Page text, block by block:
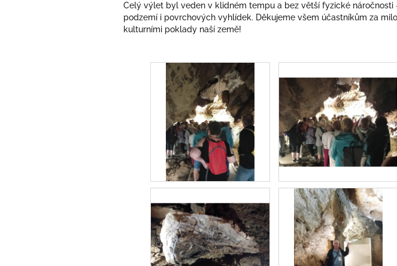
Celý výlet byl veden v klidném tempu a bez větší fyzické náročnosti
podzemí i povrchových vyhlídek. Děkujeme všem účastníkům za
kulturními poklady naší země!